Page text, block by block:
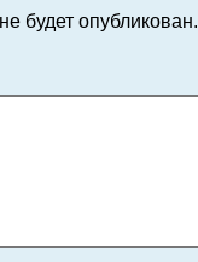
будет опубликован.